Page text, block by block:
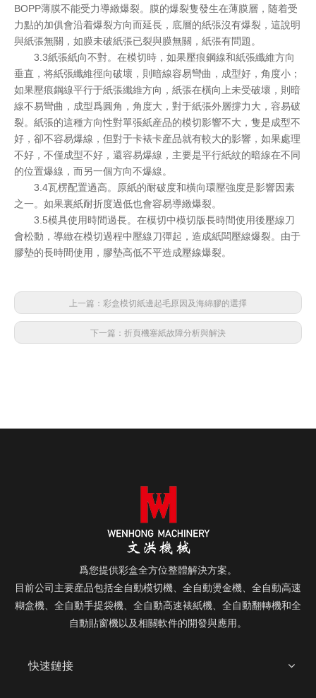
BOPP薄膜不能受力導緻爆裂。膜的爆裂隻發生在薄膜層，随着受
力點的加俱會沿着爆裂方向而延長，底層的紙張沒有爆裂，這說明
與紙張無關，如膜未破紙張已裂與膜無關，紙張有問題。
3.3紙張紙向不對。在模切時，如果壓痕鋼線和紙張纖維方向
垂直，将紙張纖維徑向破壞，則暗線容易彎曲，成型好，角度小；
如果壓痕鋼線平行于紙張纖維方向，紙張在橫向上未受破壞，則暗
線不易彎曲，成型爲圓角，角度大，對于紙張外層撐力大，容易破
裂。紙張的這種方向性對單張紙産品的模切影響不大，隻是成型不
好，卻不容易爆線，但對于卡裱卡産品就有較大的影響，如果處理
不好，不僅成型不好，還容易爆線，主要是平行紙紋的暗線在不同
的位置爆線，而另一個方向不爆線。
3.4瓦楞配置過高。原紙的耐破度和橫向環壓強度是影響因素
之一。如果裏紙耐折度過低也會容易導緻爆裂。
3.5模具使用時間過長。在模切中模切版長時間使用後壓線刀
會松動，導緻在模切過程中壓線刀彈起，造成紙闆壓線爆裂。由于
膠墊的長時間使用，膠墊高低不平造成壓線爆裂。
上一篇：彩盒模切紙邊起毛原因及海綿膠的選擇
下一篇：折頁機塞紙故障分析與解決
爲您提供彩盒全方位整體解決方案。
目前公司主要産品包括全自動模切機、全自動燙金機、全自動高速
糊盒機、全自動手提袋機、全自動高速裱紙機、全自動翻轉機和全
自動貼窗機以及相關軟件的開發與應用。
快速鏈接